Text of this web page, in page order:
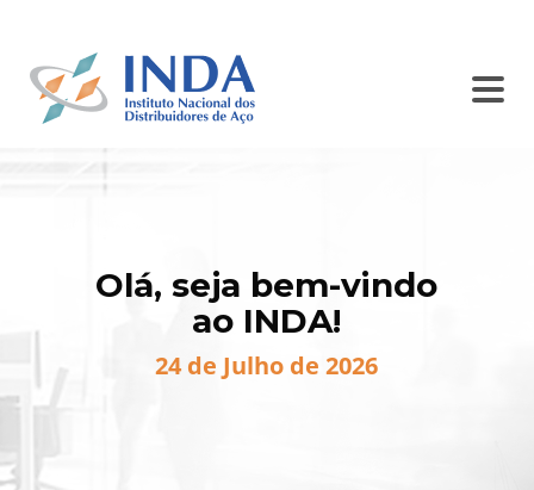
Olá, seja bem-vindo
ao INDA!
24 de Julho de 2026